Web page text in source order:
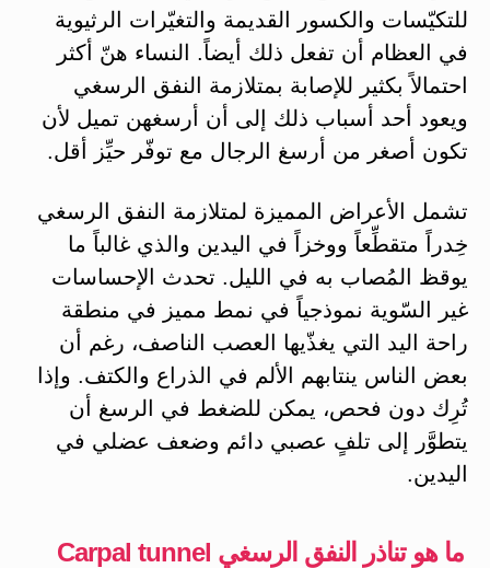
للتكيّسات والكسور القديمة والتغيّرات الرثيوية
في العظام أن تفعل ذلك أيضاً. النساء هنّ أكثر
احتمالاً بكثير للإصابة بمتلازمة النفق الرسغي
ويعود أحد أسباب ذلك إلى أن أرسغهن تميل لأن
تكون أصغر من أرسغ الرجال مع توفّر حيِّز أقل.
تشمل الأعراض المميزة لمتلازمة النفق الرسغي
خِدراً متقطِّعاً ووخزاً في اليدين والذي غالباً ما
يوقظ المُصاب به في الليل. تحدث الإحساسات
غير السّوية نموذجياً في نمط مميز في منطقة
راحة اليد التي يغذّيها العصب الناصف، رغم أن
بعض الناس ينتابهم الألم في الذراع والكتف. وإذا
تُرِك دون فحص، يمكن للضغط في الرسغ أن
يتطوَّر إلى تلفٍ عصبي دائم وضعف عضلي في
اليدين.
ما هو تناذر النفق الرسغي Carpal tunnel